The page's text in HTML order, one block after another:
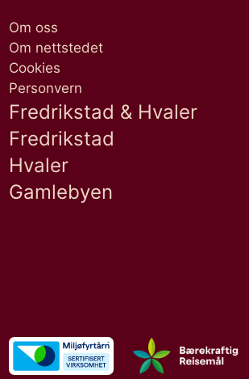
Om oss
Om nettstedet
Cookies
Personvern
Fredrikstad & Hvaler
Fredrikstad
Hvaler
Gamlebyen